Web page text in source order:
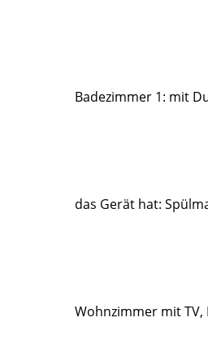
Badezimmer 1: mit
das Gerät hat:
Wohnzimmer mit TV,